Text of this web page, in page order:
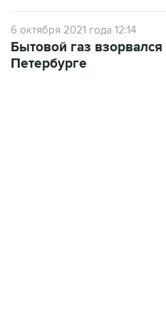
6 октября 2021 года 12:14
Бытовой газ
Петербурге